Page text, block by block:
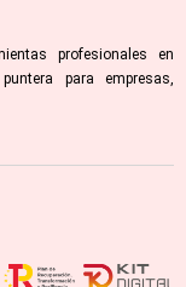
profesionales en
para empresas,